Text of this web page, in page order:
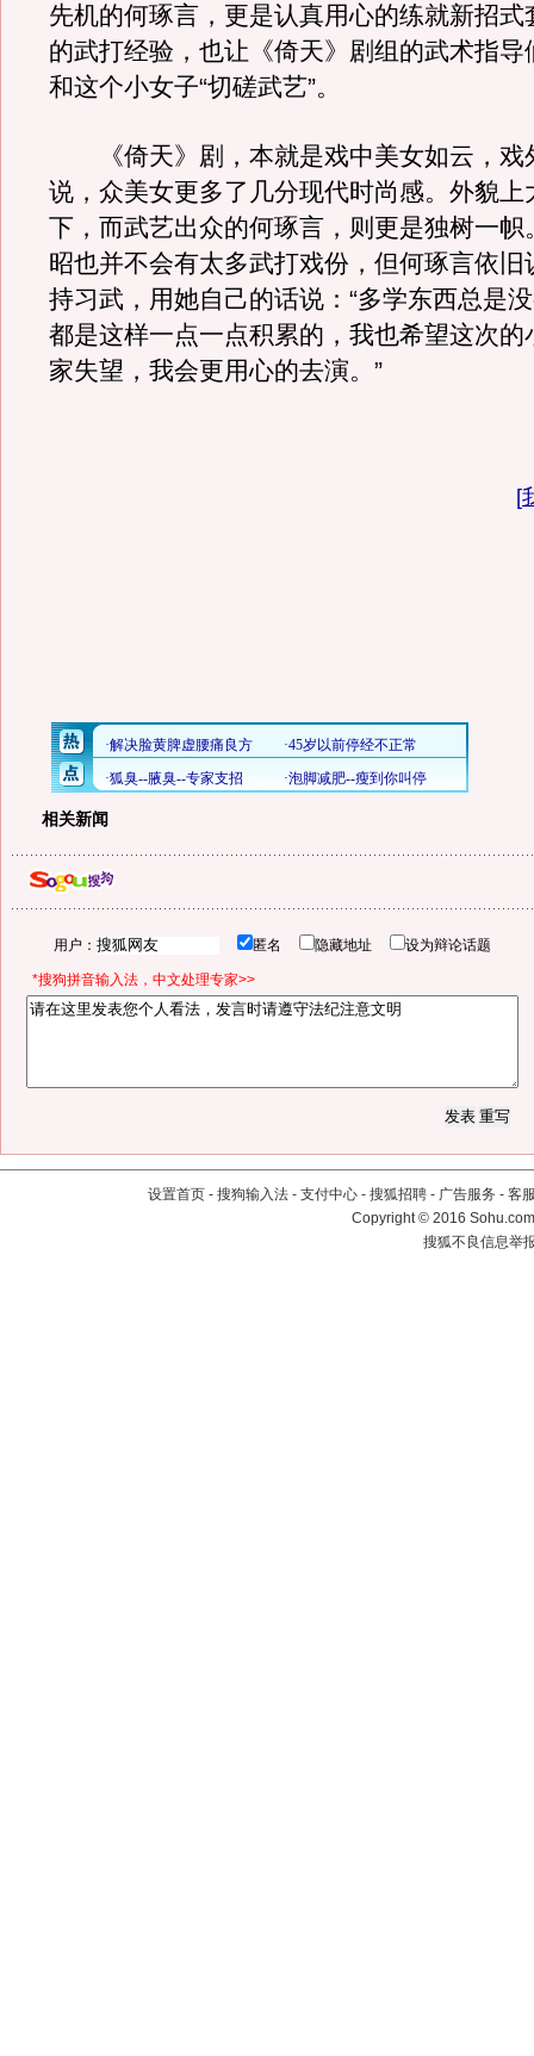
先机的何琢言，更是认真用心的练就新招式
的武打经验，也让《倚天》剧组的武术指导
和这个小女子“切磋武艺”。
《倚天》剧，本就是戏中美女如云，戏
说，众美女更多了几分现代时尚感。外貌上
下，而武艺出众的何琢言，则更是独树一帜
昭也并不会有太多武打戏份，但何琢言依旧
持习武，用她自己的话说：“多学东西总是
都是这样一点一点积累的，我也希望这次的
家失望，我会更用心的去演。”
[
相关新闻
用户： 匿名 隐藏地址 设为辩论话题
*搜狗拼音输入法，中文处理专家>>
设置首页 - 搜狗输入法 - 支付中心 - 搜狐招聘 - 广告服务 - 客
Copyright©2016
搜狐不良信息举